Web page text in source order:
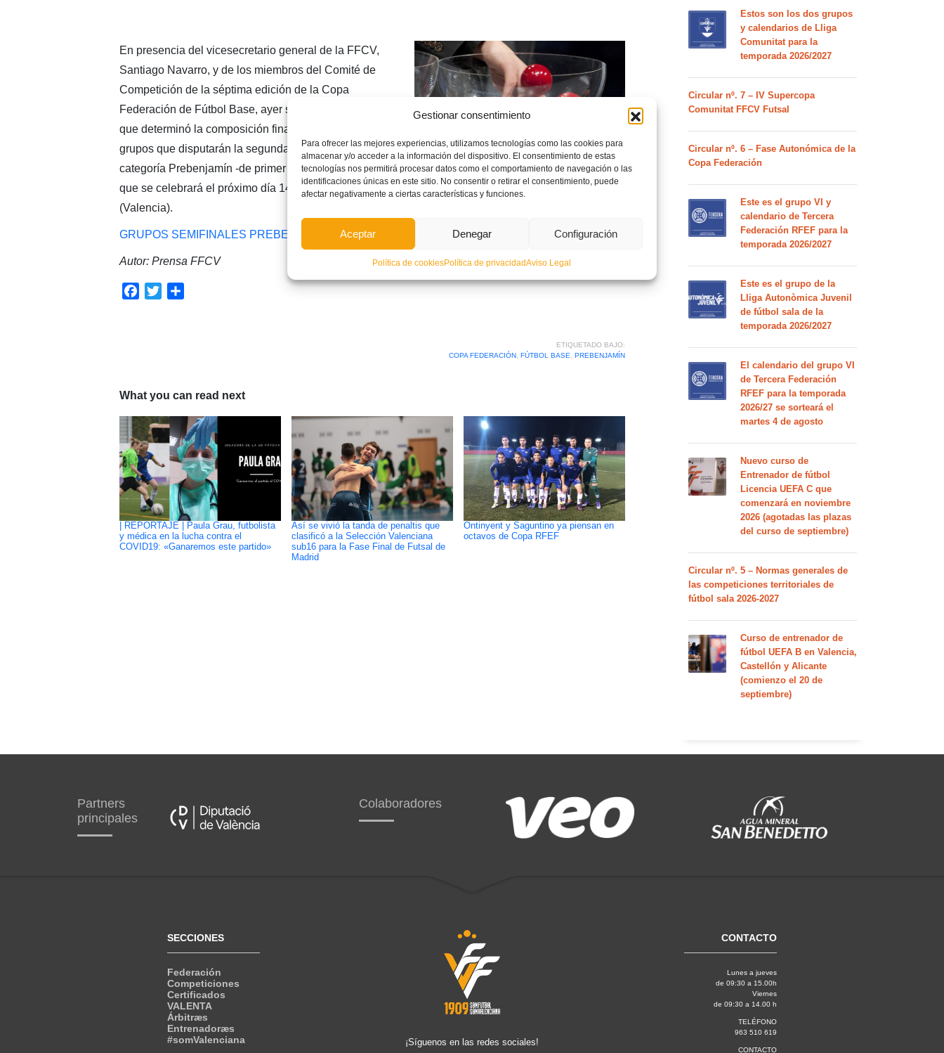
Gestionar consentimiento
Para ofrecer las mejores experiencias, utilizamos tecnologías como las cookies para
almacenar y/o acceder a la información del dispositivo. El consentimiento de estas
tecnologías nos permitirá procesar datos como el comportamiento de navegación o las
identificaciones únicas en este sitio. No consentir o retirar el consentimiento, puede
afectar negativamente a ciertas características y funciones.
Aceptar Denegar Configuración
Política de cookiesPolítica de privacidadAviso Legal
En presencia del vicesecretario general de la FFCV,
Santiago Navarro, y de los miembros del Comité de
Competición de la séptima edición de la Copa
Federación de Fútbol Base, ayer se celebró el sorteo
que determinó la composición final de los diferentes
grupos que disputarán la segunda fase de la misma en
categoría Prebenjamín -de primer y de segundo año-, y
que se celebrará el próximo día 14 de mayo en las instalaciones del CD El Planter en Puzol
(Valencia).
GRUPOS SEMIFINALES PREBENJAMIN COPA FEDERACION 2017
Autor: Prensa FFCV
Facebook
Twitter
ETIQUETADO BAJO:
COPA FEDERACIÓN, FÚTBOL BASE PREBENJAMÍN
What you can read next
| REPORTAJE | Paula Grau, futbolista
y médica en la lucha contra el
COVID19: «Ganaremos este partido»
Así se vivió la tanda de penaltis que
clasificó a la Selección Valenciana
sub16 para la Fase Final de Futsal de
Madrid
Ontinyent y Saguntino ya piensan en
octavos de Copa RFEF
Estos son los dos grupos
y calendarios de Lliga
Comunitat para la
temporada 2026/2027
Circular nº. 7 – IV Supercopa
Comunitat FFCV Futsal
Circular nº. 6 – Fase Autonómica de la
Copa Federación
Este es el grupo VI y
calendario de Tercera
Federación RFEF para la
temporada 2026/2027
Este es el grupo de la
Lliga Autonòmica Juvenil
de fútbol sala de la
temporada 2026/2027
El calendario del grupo VI
de Tercera Federación
RFEF para la temporada
2026/27 se sorteará el
martes 4 de agosto
Nuevo curso de
Entrenador de fútbol
Licencia UEFA C que
comenzará en noviembre
2026 (agotadas las plazas
del curso de septiembre)
Circular nº. 5 – Normas generales de
las competiciones territoriales de
fútbol sala 2026-2027
Curso de entrenador de
fútbol UEFA B en Valencia,
Castellón y Alicante
(comienzo el 20 de
septiembre)
Partners
principales
Colaboradores
SECCIONES
Federación
Competiciones
Certificados
VALENTA
Árbitræs
Entrenadoræs
#somValenciana
¡Síguenos en las redes sociales!
CONTACTO
Lunes a jueves
de 09:30 a 15.00h
Viernes
de 09:30 a 14.00 h
TELÉFONO
963 510 619
CONTACTO